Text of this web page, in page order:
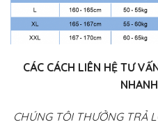
CÁC CÁCH LIÊN HỆ TƯ
CHÚNG TÔI THƯỞNG TRẢ